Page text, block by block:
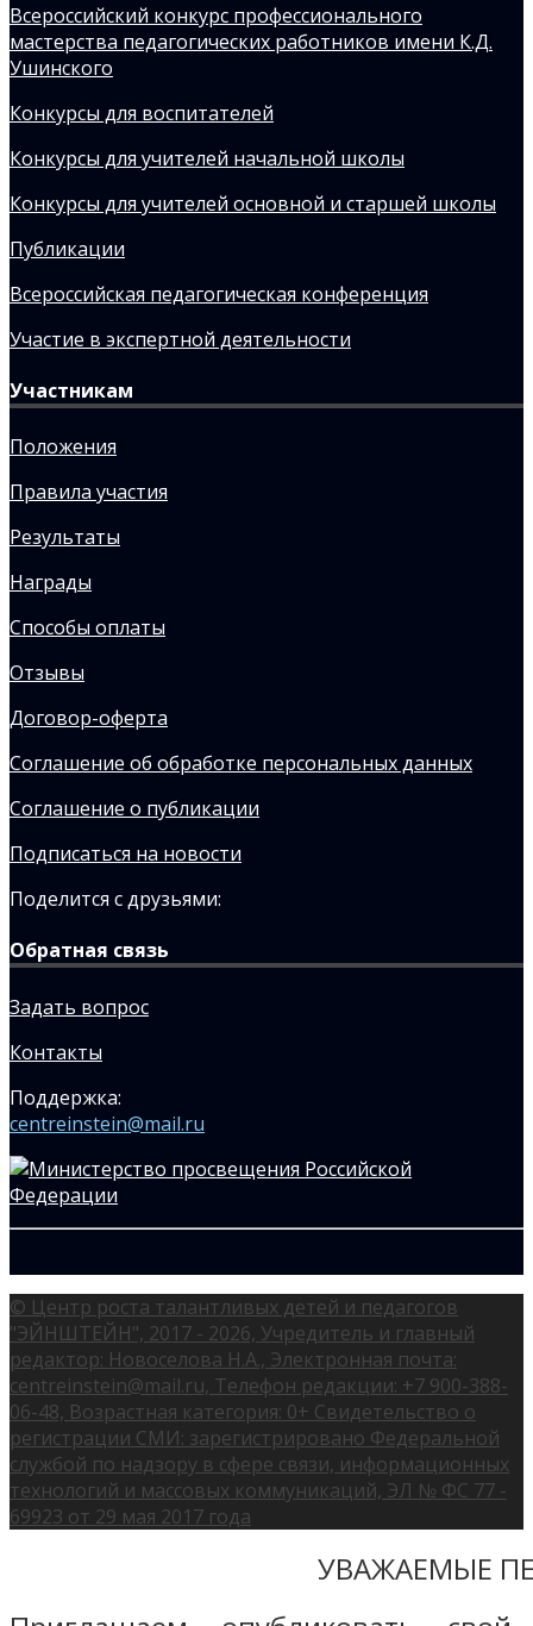
Всероссийский конкурс профессионального
мастерства педагогических работников имени К.Д.
Ушинского
Конкурсы для воспитателей
Конкурсы для учителей начальной школы
Конкурсы для учителей основной и старшей школы
Публикации
Всероссийская педагогическая конференция
Участие в экспертной деятельности
Участникам
Положения
Правила участия
Результаты
Награды
Способы оплаты
Отзывы
Договор-оферта
Соглашение об обработке персональных данных
Соглашение о публикации
Подписаться на новости
Поделится с друзьями:
Обратная связь
Задать вопрос
Контакты
Поддержка:
centreinstein@mail.ru
© Центр роста талантливых детей и педагогов
"ЭЙНШТЕЙН", 2017 - 2026, Учредитель и главный
редактор: Новоселова Н.А., Электронная почта:
centreinstein@mail.ru, Телефон редакции: +7 900-388-
06-48, Возрастная категория: 0+ Свидетельство о
регистрации СМИ: зарегистрировано Федеральной
службой по надзору в сфере связи, информационных
технологий и массовых коммуникаций, ЭЛ № ФС 77 -
69923 от 29 мая 2017 года
УВАЖАЕМЫЕ